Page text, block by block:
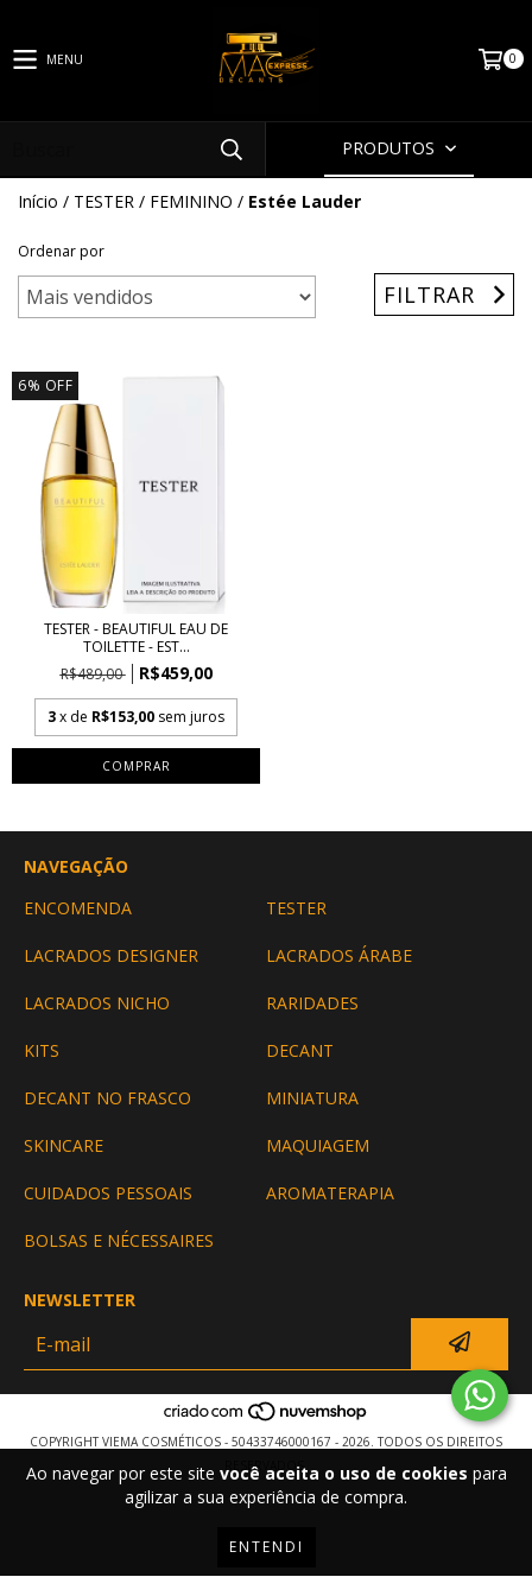
Ao navegar por este site você aceita o uso de cookies para
agilizar a sua experiência de compra.
ENTENDI
MENU 0
PRODUTOS
Início / TESTER / FEMININO / Estée Lauder
Ordenar por
FILTRAR
6% OFF
TESTER - BEAUTIFUL EAU DE
TOILETTE - EST...
R$489,00
R$459,00
3x de R$153,00 sem juros
COMPRAR
NAVEGAÇÃO
ENCOMENDA
TESTER
LACRADOS DESIGNER LACRADOS ÁRABE
LACRADOS NICHO RARIDADES
KITS DECANT
DECANT NO FRASCO MINIATURA
SKINCARE MAQUIAGEM
CUIDADOS PESSOAIS AROMATERAPIA
BOLSAS E NÉCESSAIRES
NEWSLETTER
COPYRIGHT VIEMA COSMÉTICOS - 50433746000167 - 2026. TODOS OS DIREITOS
RESERVADOS.